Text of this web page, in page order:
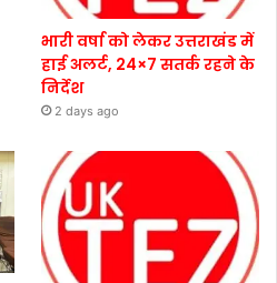
भारी वर्षा को लेकर उत्तराखंड में
हाई अलर्ट, 24×7 सतर्क रहने के
निर्देश
2 days ago